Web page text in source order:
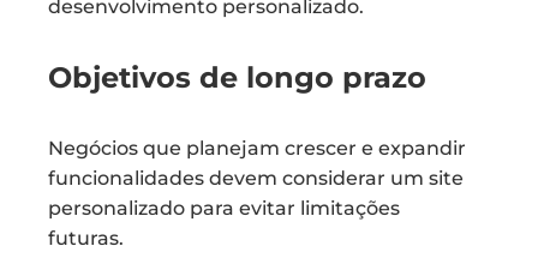
desenvolvimento personalizado.
Objetivos de longo prazo
Negócios que planejam crescer e expandir
funcionalidades devem considerar um site
personalizado para evitar limitações
futuras.